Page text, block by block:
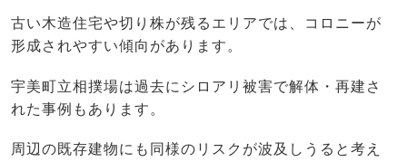
古い木造住宅や切り株が残るエリアでは、コロニーが
形成されやすい傾向があります。
宇美町立相撲場は過去にシロアリ被害で解体・再建さ
れた事例もあります。
周辺の既存建物にも同様のリスクが波及しうると考え